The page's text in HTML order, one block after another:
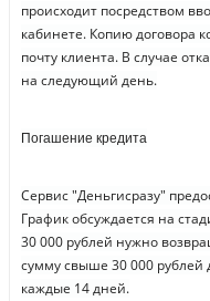
происходит посредством
кабинете. Копию договора
почту клиента. В случае
на следующий день.
Погашение кредита
Сервис "Деньгисразу"
График обсуждается на
30 000 рублей нужно
сумму свыше 30 000 рублей
каждые 14 дней.